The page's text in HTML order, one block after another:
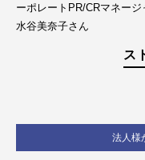
ーポレートPR/CRマネージ
水谷美奈子さん
ス
法人様